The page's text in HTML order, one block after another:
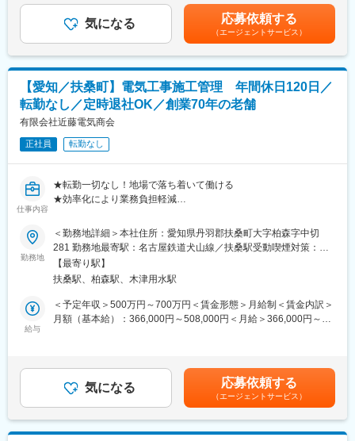
が整っており、作業量によっては各工程と人員調整なども行うこ
ともあります。何か相談事項があれば事業所長に報告もしていた
だきます。
■キャリアアップについて
マネジメントとしてキャリアステップいただくポジションとなり
ます。本社や大垣などの事業所もありますので、そちらでマネジ
メントとしてステップアップすることも可能です。
■当社
戦心を持ち続けております。すでにある基盤をもとに、新たな事
業へ挑戦していきます。
変更の範囲：会社の定める業務
様々な電気工事の現場で 工事がスムーズに進むよう、多方面から
現場を管理します
（2）工事が予定通りの工程と予算で安全に遂行されているか、現
場の職人皆さんとコミュニケーションをとりながら管理を行いま
す
（3）設計業務
必要に応じ、企業様と打合せをおこない、建築図面をもとに要求
された電気設備の計画、配線など目に見えない部分の設計に関わ
っていきます。
■組織体制・入社後について
設計業務は社長が担っており、施工管理士1名、現場の職人は６名
者も在籍しています。
入社後は業務の全体を掴んでいただくために、現場に同行いただ
きます。いきなり現場をお任せすることはありませんので、ご安
資格取得支援制度があり（会社負担）、資格手当は5000円～
20000円です。支援の内容はテキストの購入、受講費用の負担が
【規模】
中規模程度の案件が多いです。大きな案件では週に一度会議に出
席し、密な連携を企業様と取りながら進めます
【エリア】
額であり、選考を通じて上下する可能性があります。月給(月額)は
固定手当を含めた表記です。
気になる 応募依頼する
（エージェントサービス）
【愛知／扶桑町】電気工事施工管理 年間休日120日／
転勤なし／定時退社OK／創業70年の老舗
有限会社近藤電気商会
正社員 転勤なし
仕事内容
★転勤一切なし！地場で落ち着いて働ける
★効率化により業務負担軽減
■当社について
地元で70年続く電気工事会社で、地元に貢献するため頑張る会社
です。地元の多くの企業様・官公庁と長年積み上げた信頼と実績
があり、一般住宅から町の児童施設工場まで、電気工事としても
太陽光発電にも関わり様々な内容に対応致します。今後は都市開
発の進む名古屋でビルの工事案件も増やしていきたいと考えてお
・顧客と施工計画の打ち合わせ
・工程管理、現場スタッフへの指示など
勤務地
＜勤務地詳細＞本社住所：愛知県丹羽郡扶桑町大字柏森字中切
281 勤務地最寄駅：名古屋鉄道犬山線／扶桑駅受動喫煙対策：敷
地内喫煙可能場所あり
【最寄り駅】
扶桑駅、柏森駅、木津用水駅
給与
＜予定年収＞500万円～700万円＜賃金形態＞月給制＜賃金内訳＞
月額（基本給）：366,000円～508,000円＜月給＞366,000円～
額であり、選考を通じて上下する可能性があります。月給(月額)は
固定手当を含めた表記です。
気になる 応募依頼する
（エージェントサービス）